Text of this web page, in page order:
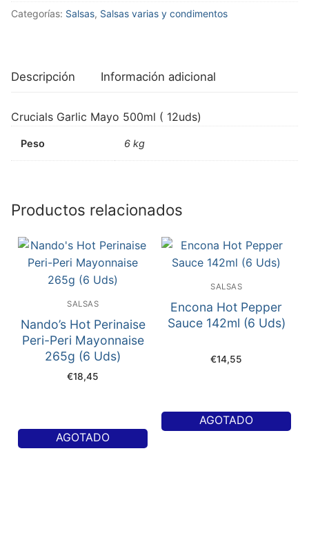
Categorías: Salsas, Salsas varias y condimentos
Descripción Información adicional
Crucials Garlic Mayo 500ml ( 12uds)
Peso 6 kg
Productos relacionados
SALSAS
Nando’s Hot Perinaise
Peri-Peri Mayonnaise
265g (6 Uds)
€18,45
AGOTADO
SALSAS
Encona Hot Pepper
Sauce 142ml (6 Uds)
€14,55
AGOTADO